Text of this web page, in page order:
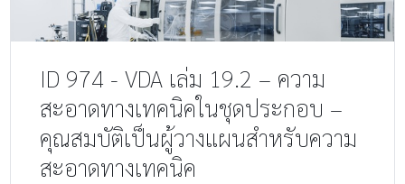
ID 974 - VDA เล่ม 19.2 – ความ
สะอาดทางเทคนิคในชุดประกอบ –
คุณสมบัติเป็นผู้วางแผนสำหรับความ
สะอาดทางเทคนิค